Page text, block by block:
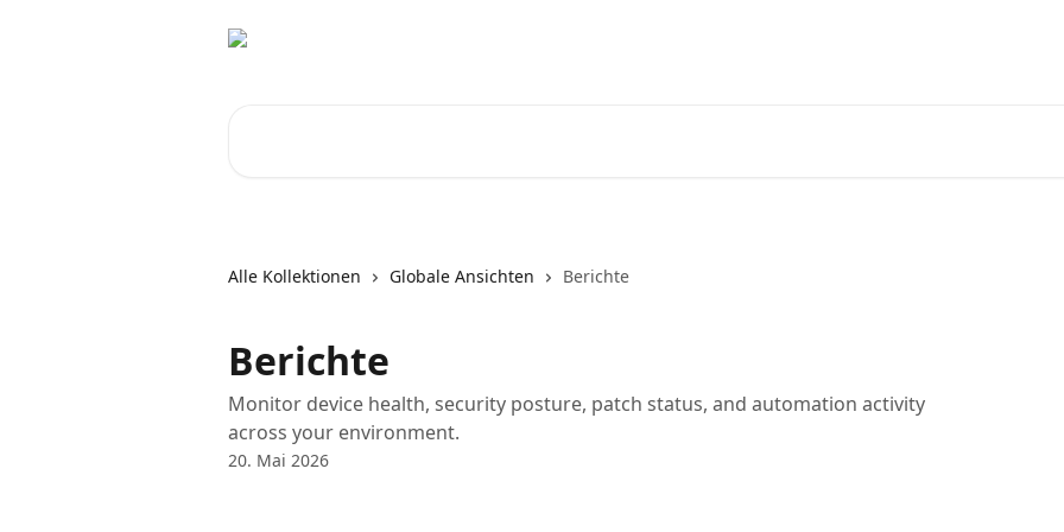
Alle Kollektionen Globale Ansichten Berichte
Berichte
Monitor device health, security posture, patch status, and automation activity
across your environment.
20. Mai 2026